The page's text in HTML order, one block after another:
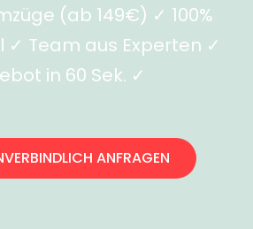
(ab 149€) ✓ 100%
✓ Team aus Experten ✓
in 60 Sek. ✓
ANFRAGEN